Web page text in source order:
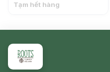
Tạm hết hàng